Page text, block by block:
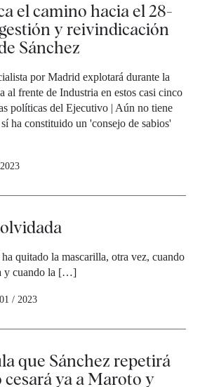
el camino hacia el 28-
y reivindicación
Sánchez
por Madrid explotará durante la
al frente de Industria en estos casi cinco
políticas del Ejecutivo | Aún no tiene
ha constituido un 'consejo de sabios'
quitado la mascarilla, otra vez, cuando
y cuando la […]
/ 2023
que Sánchez repetirá
cesará ya a Maroto y